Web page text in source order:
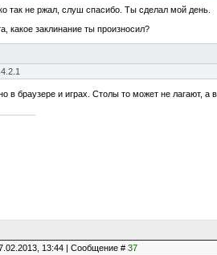
так не ржал, слуш спасибо. Ты сделал мой день.
какое заклинание ты произносил?
в браузере и играх. Столы то может не лагают, а
13:44 | Сообщение # 37